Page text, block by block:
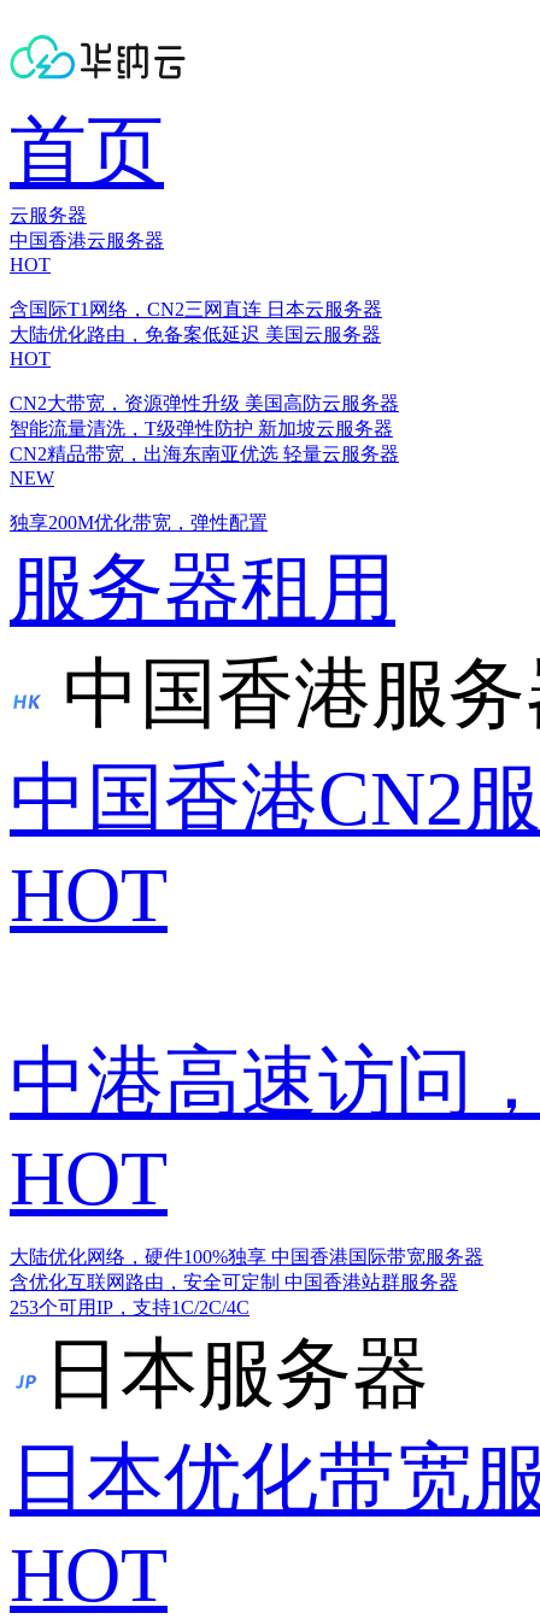
首页
云服务器
中国香港云服务器
HOT
含国际T1网络，CN2三网直连 日本云服务器
大陆优化路由，免备案低延迟 美国云服务器
HOT
CN2大带宽，资源弹性升级 美国高防云服务器
智能流量清洗，T级弹性防护 新加坡云服务器
CN2精品带宽，出海东南亚优选 轻量云服务器
NEW
独享200M优化带宽，弹性配置
服务器租用
中国香港服
中国香港CN2
HOT
中港高速访问
HOT
大陆优化网络，硬件100%独享 中国香港国际带宽服务器
含优化互联网路由，安全可定制 中国香港站群服务器
253个可用IP，支持1C/2C/4C
日本服务器
日本优化带宽
HOT